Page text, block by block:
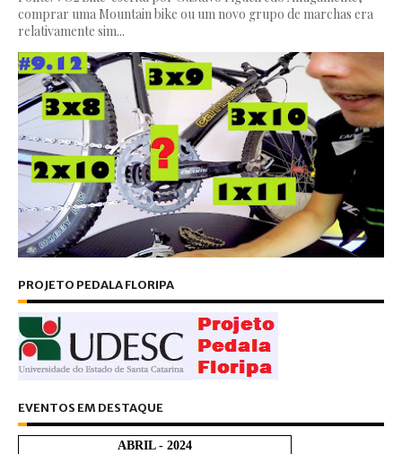
comprar uma Mountain bike ou um novo grupo de marchas era
relativamente sim...
PROJETO PEDALA FLORIPA
EVENTOS EM DESTAQUE
ABRIL - 2024